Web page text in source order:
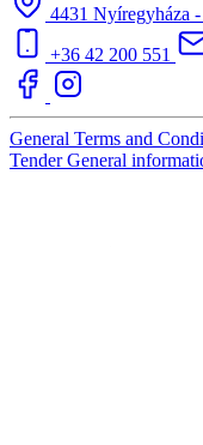
4431 Nyíregyháza
+36 42 200 551
General Terms and
TenderGeneral